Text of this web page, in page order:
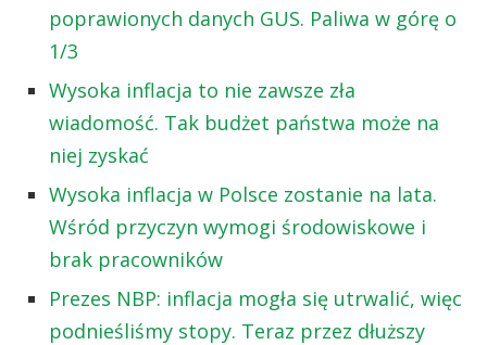
poprawionych danych GUS. Paliwa w górę o
1/3
Wysoka inflacja to nie zawsze zła
wiadomość. Tak budżet państwa może na
niej zyskać
Wysoka inflacja w Polsce zostanie na lata.
Wśród przyczyn wymogi środowiskowe i
brak pracowników
Prezes NBP: inflacja mogła się utrwalić, więc
podnieśliśmy stopy. Teraz przez dłuższy